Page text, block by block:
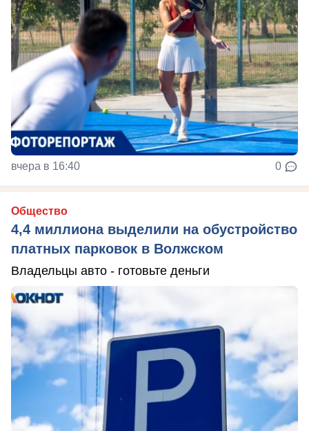
вчера в 16:40 0
Общество
4,4 миллиона выделили на обустройство
платных парковок в Волжском
Владельцы авто - готовьте деньги